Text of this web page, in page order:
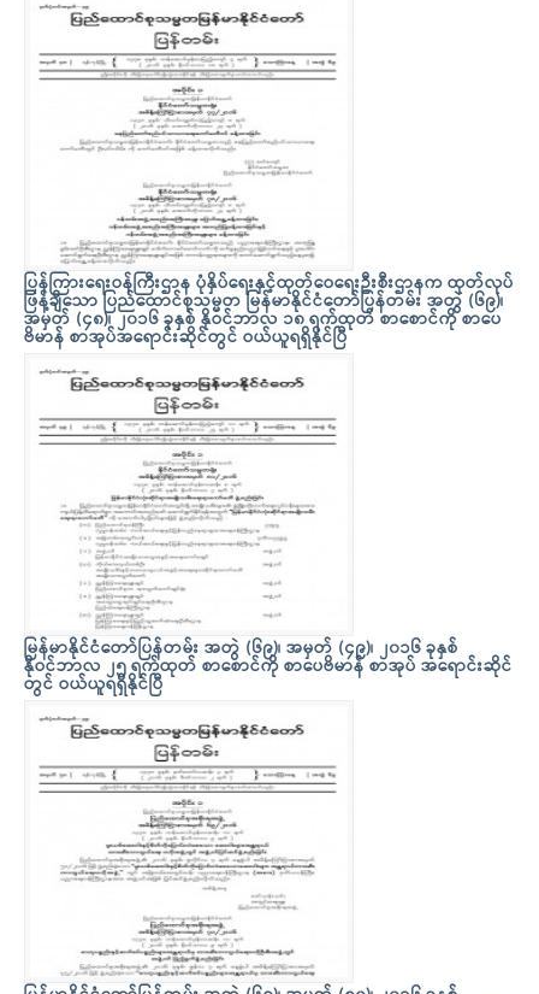
ပြန်ကြားရေးဝန်ကြီးဌာန ပုံနှိပ်ရေးနှင့်ထုတ်ဝေရေးဦးစီးဌာနက ထုတ်လုပ်
ဖြန့်ချိသော ပြည်ထောင်စုသမ္မတ မြန်မာနိုင်ငံတော်ပြန်တမ်း အတွဲ (၆၉)၊
အမှတ် (၄၈)၊ ၂၀၁၆ ခုနှစ် နိုဝင်ဘာလ ၁၈ ရက်ထုတ် စာစောင်ကို စာပေ
ဗိမာန် စာအုပ်အရောင်းဆိုင်တွင် ဝယ်ယူရရှိနိုင်ပြီ
မြန်မာနိုင်ငံတော်ပြန်တမ်း အတွဲ (၆၉)၊ အမှတ် (၄၉)၊ ၂၀၁၆ ခုနှစ်
နိုဝင်ဘာလ ၂၅ ရက်ထုတ် စာစောင်ကို စာပေဗိမာန် စာအုပ် အရောင်းဆိုင်
တွင် ဝယ်ယူရရှိနိုင်ပြီ